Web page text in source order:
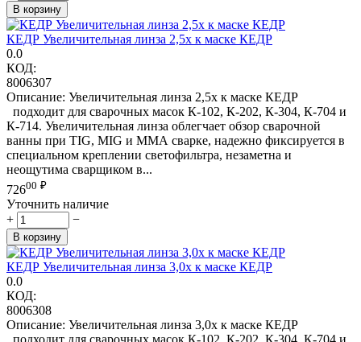
В корзину
КЕДР Увеличительная линза 2,5х к маске КЕДР
0.0
КОД:
8006307
Описание: Увеличительная линза 2,5х к маске КЕДР
подходит для сварочных масок К-102, К-202, К-304, К-704 и
К-714. Увеличительная линза облегчает обзор сварочной
ванны при TIG, MIG и ММА сварке, надежно фиксируется в
специальном креплении светофильтра, незаметна и
неощутима сварщиком в...
72600 ₽
Уточнить наличие
+
−
В корзину
КЕДР Увеличительная линза 3,0х к маске КЕДР
0.0
КОД:
8006308
Описание: Увеличительная линза 3,0х к маске КЕДР
подходит для сварочных масок К-102, К-202, К-304, К-704 и